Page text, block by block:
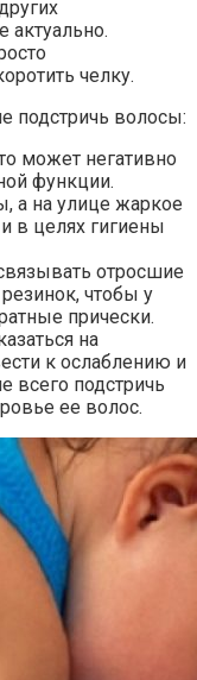
актуально.
челку.
подстричь волосы:
может негативно
функции.
а на улице жаркое
в целях гигиены
отросшие
чтобы у
прически.
на
к ослаблению и
всего подстричь
ее волос.